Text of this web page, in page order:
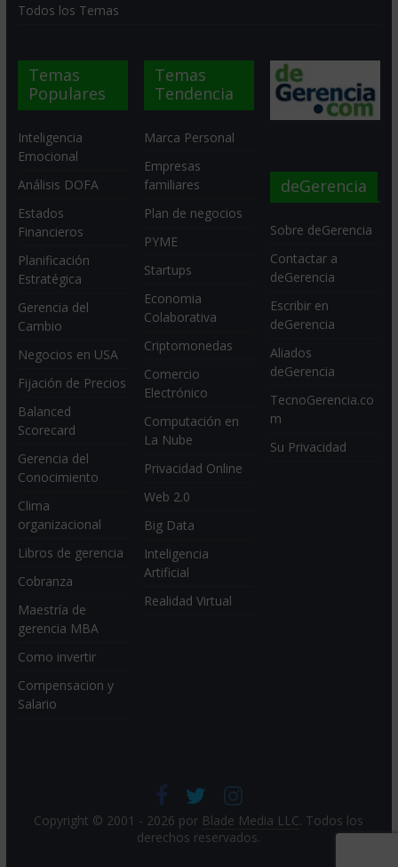
Todos los Temas
Temas
Populares
Inteligencia
Emocional
Análisis DOFA
Estados
Financieros
Planificación
Estratégica
Gerencia del
Cambio
Negocios en USA
Fijación de Precios
Balanced
Scorecard
Gerencia del
Conocimiento
Clima
organizacional
Libros de gerencia
Cobranza
Maestría de
gerencia MBA
Como invertir
Compensacion y
Salario
Temas
Tendencia
Marca Personal
Empresas
familiares
Plan de negocios
PYME
Startups
Economia
Colaborativa
Criptomonedas
Comercio
Electrónico
Computación en
La Nube
Privacidad Online
Web 2.0
Big Data
Inteligencia
Artificial
Realidad Virtual
deGerencia
Sobre deGerencia
Contactar a
deGerencia
Escribir en
deGerencia
Aliados
deGerencia
TecnoGerencia.co
m
Su Privacidad
Copyright © 2001 - 2026 por Blade Media LLC. Todos los
derechos reservados.